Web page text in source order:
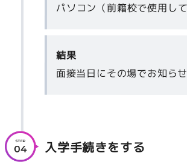
パソコン（前籍校で使用して
結果
面接当日にその場でお知ら
入学手続きをする